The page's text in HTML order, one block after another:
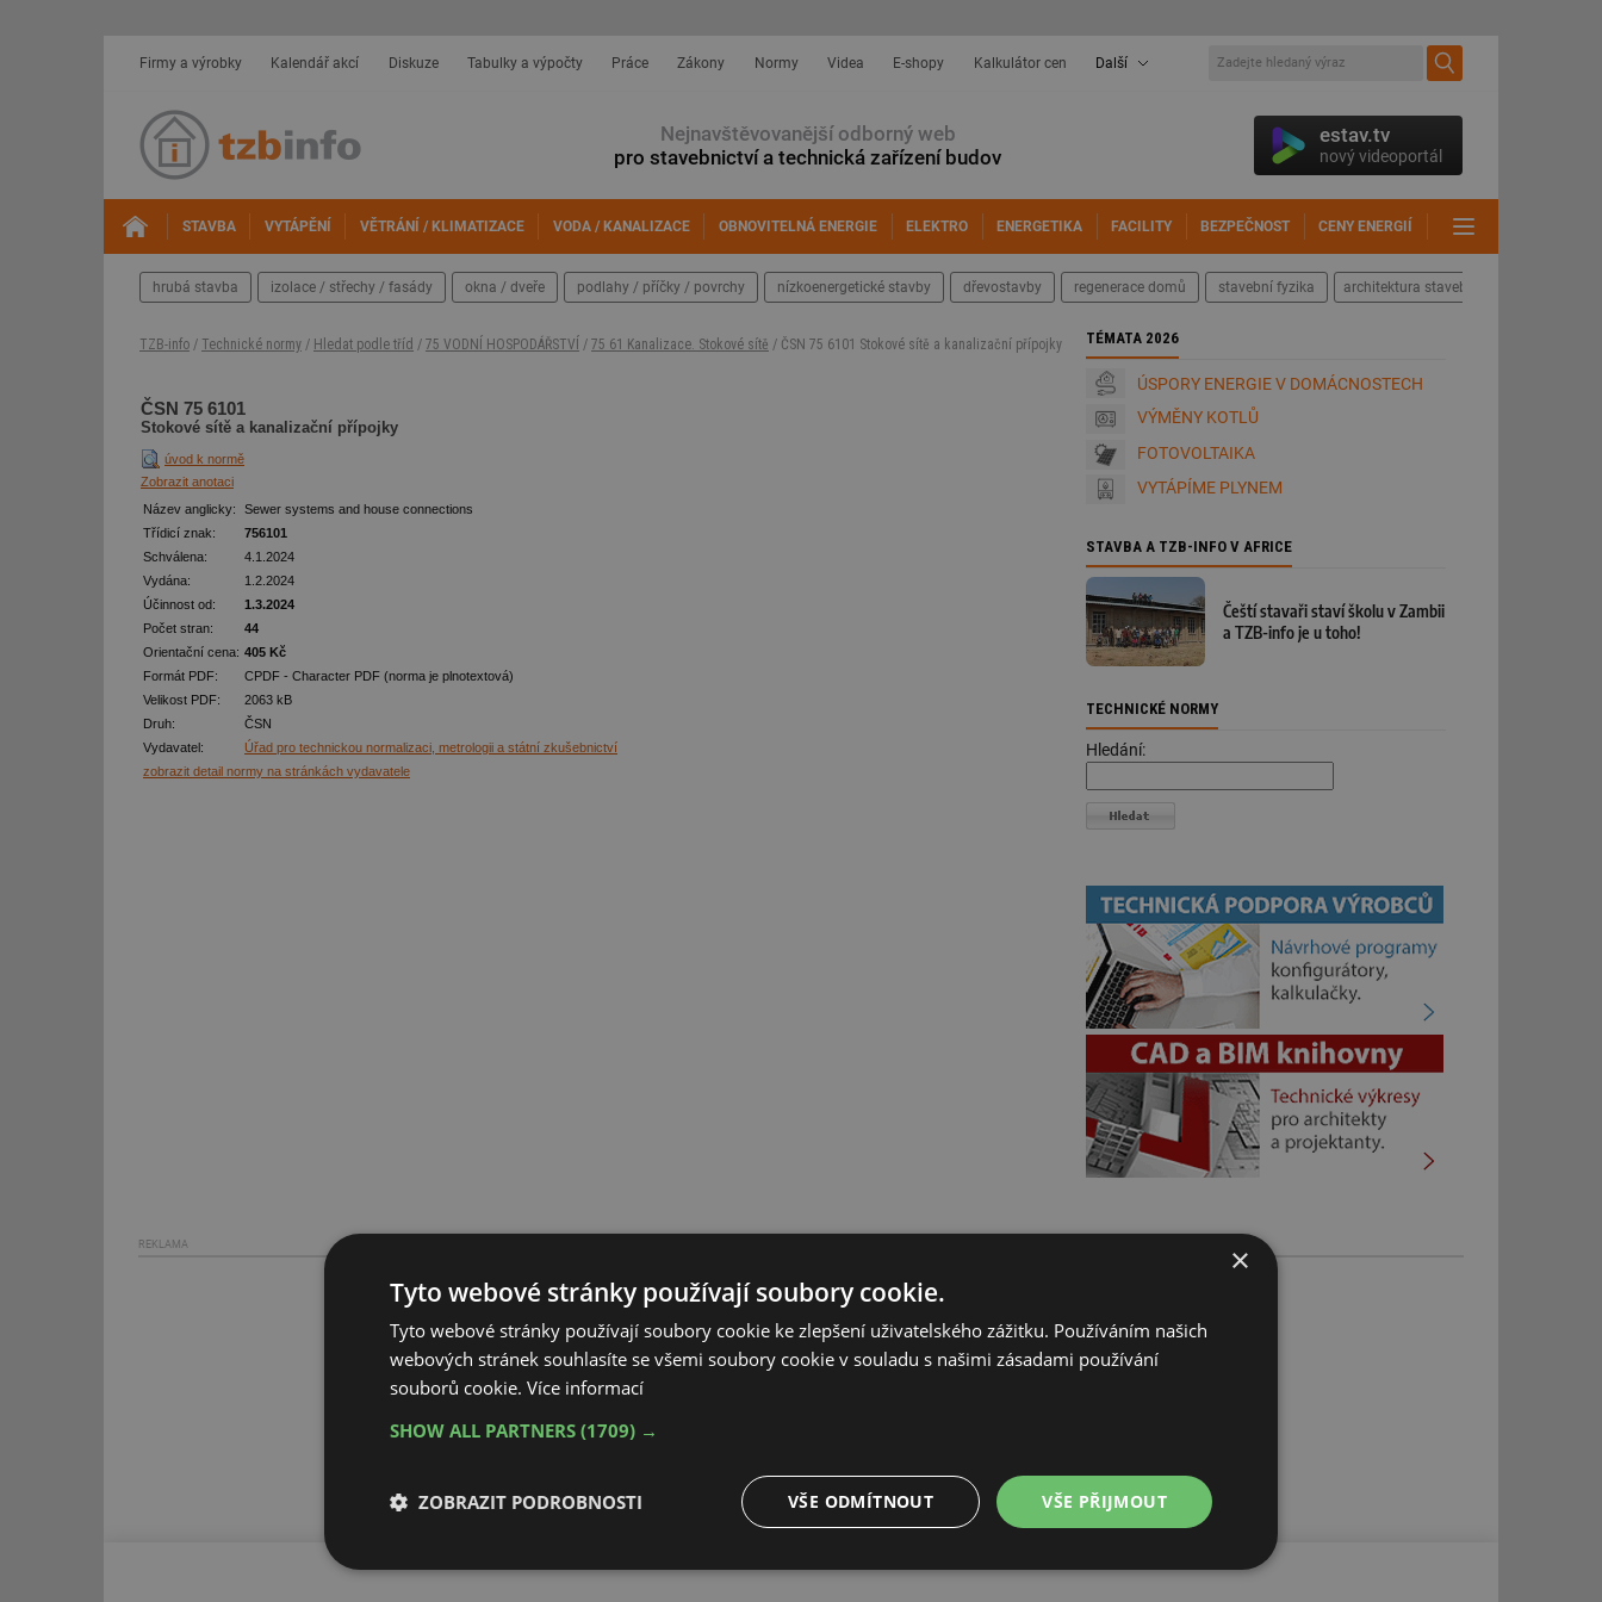
Firmy a výrobky Kalendář akcí Diskuze Tabulky a výpočty Práce Zákony Normy Videa E-shopy Kalkulátor cen Další
Nejnavštěvovanější odborný web
pro stavebnictví a technická zařízení budov
estav.tv
nový videoportál
STAVBA VYTÁPĚNÍ VĚTRÁNÍ / KLIMATIZACE VODA / KANALIZACE OBNOVITELNÁ ENERGIE ELEKTRO ENERGETIKA FACILITY BEZPEČNOST CENY ENERGIÍ
hrubá stavba izolace / střechy / fasády okna / dveře podlahy / příčky / povrchy nízkoenergetické stavby dřevostavby regenerace domů stavební fyzika architektura staveb
TZB-info / Technické normy / Hledat podle tříd / 75 VODNÍ HOSPODÁŘSTVÍ / 75 61 Kanalizace. Stokové sítě / ČSN 75 6101 Stokové sítě a kanalizační přípojky
ČSN 75 6101
Stokové sítě a kanalizační přípojky
úvod k normě
Zobrazit anotaci
Název anglicky:
Sewer systems and house connections
Třídicí znak:
756101
Schválena:
4.1.2024
Vydána:
1.2.2024
Účinnost od:
1.3.2024
Počet stran:
44
Orientační cena: 405 Kč
Formát PDF:
CPDF - Character PDF (norma je plnotextová)
Velikost PDF:
2063 kB
Druh:
ČSN
Vydavatel:
Úřad pro technickou normalizaci, metrologii a státní zkušebnictví
zobrazit detail normy na stránkách vydavatele
TÉMATA 2026
ÚSPORY ENERGIE V DOMÁCNOSTECH
VÝMĚNY KOTLŮ
FOTOVOLTAIKA
VYTÁPÍME PLYNEM
STAVBA A TZB-INFO V AFRICE
Čeští stavaři staví školu v Zambii
a TZB-info je u toho!
TECHNICKÉ NORMY
Hledání:
REKLAMA ×
Tyto webové stránky používají soubory cookie.
Tyto webové stránky používají soubory cookie ke zlepšení uživatelského zážitku. Používáním našich
webových stránek souhlasíte se všemi soubory cookie v souladu s našimi zásadami používání
souborů cookie. Více informací
SHOW ALL PARTNERS (1709) →
VŠE PŘIJMOUT
VŠE ODMÍTNOUT
ZOBRAZIT PODROBNOSTI
Nezbytně nutné
Výkonové
Soubory cílení Funkční soubory
Nezařazené